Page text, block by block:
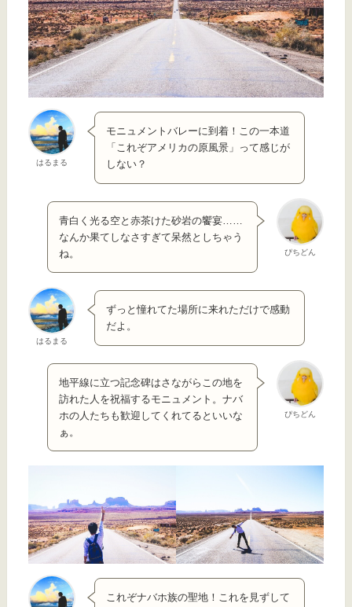
はるまる
モニュメントバレーに到着！この一本道
「これぞアメリカの原風景」って感じが
しない？
ぴちどん
青白く光る空と赤茶けた砂岩の饗宴……
なんか果てしなさすぎて呆然としちゃう
ね。
はるまる
ずっと憧れてた場所に来れただけで感動
だよ。
ぴちどん
地平線に立つ記念碑はさながらこの地を
訪れた人を祝福するモニュメント。ナバ
ホの人たちも歓迎してくれてるといいな
ぁ。
これぞナバホ族の聖地！これを見ずして